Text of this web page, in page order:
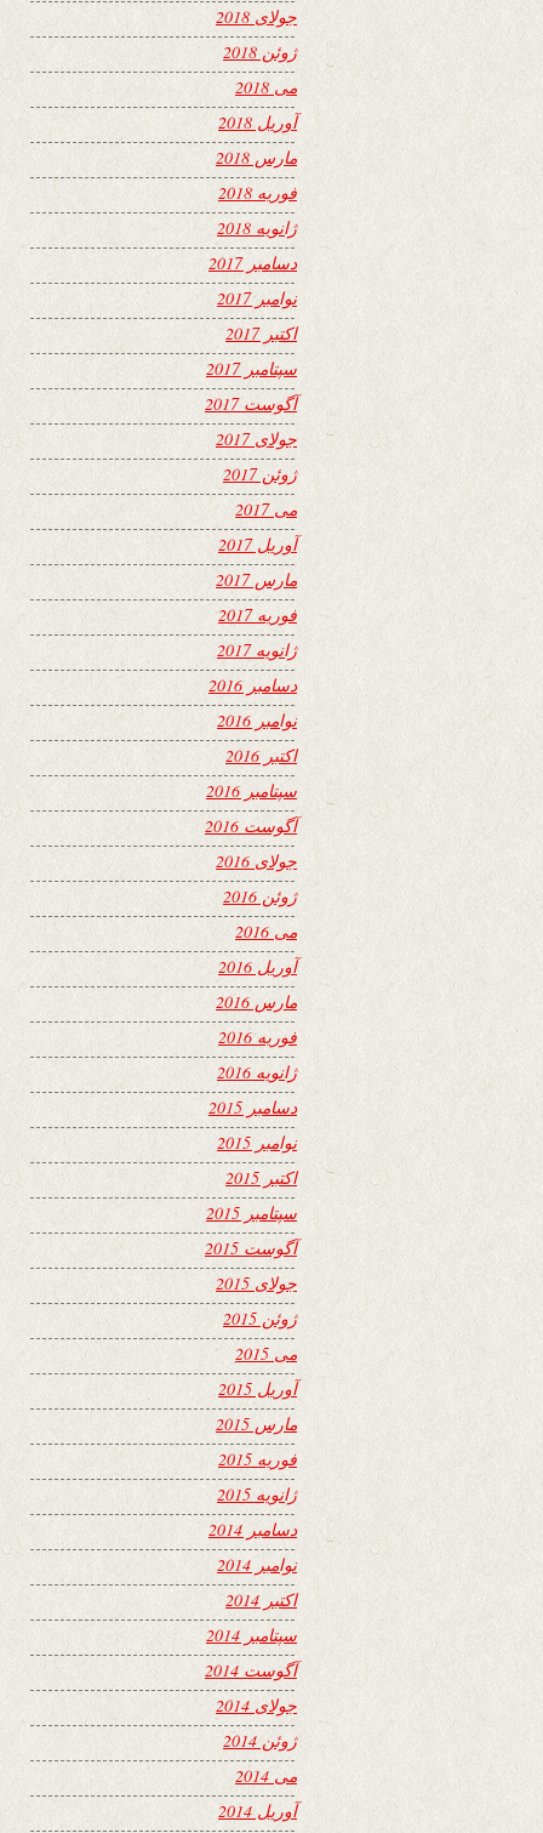
جولای 2018
ژوئن 2018
می 2018
آوریل 2018
مارس 2018
فوریه 2018
ژانویه 2018
دسامبر 2017
نوامبر 2017
اکتبر 2017
سپتامبر 2017
آگوست 2017
جولای 2017
ژوئن 2017
می 2017
آوریل 2017
مارس 2017
فوریه 2017
ژانویه 2017
دسامبر 2016
نوامبر 2016
اکتبر 2016
سپتامبر 2016
آگوست 2016
جولای 2016
ژوئن 2016
می 2016
آوریل 2016
مارس 2016
فوریه 2016
ژانویه 2016
دسامبر 2015
نوامبر 2015
اکتبر 2015
سپتامبر 2015
آگوست 2015
جولای 2015
ژوئن 2015
می 2015
آوریل 2015
مارس 2015
فوریه 2015
ژانویه 2015
دسامبر 2014
نوامبر 2014
اکتبر 2014
سپتامبر 2014
آگوست 2014
جولای 2014
ژوئن 2014
می 2014
آوریل 2014